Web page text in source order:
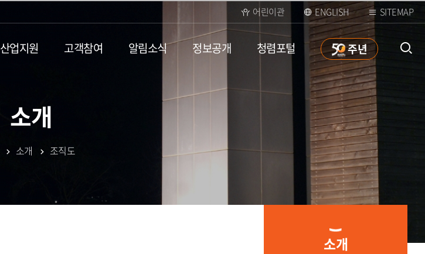
어린이관 ENGLISH SITEMAP
산업지원 고객참여 알림소식 정보공개 청렴포털 50
주년
소개
소개
소개 조직도